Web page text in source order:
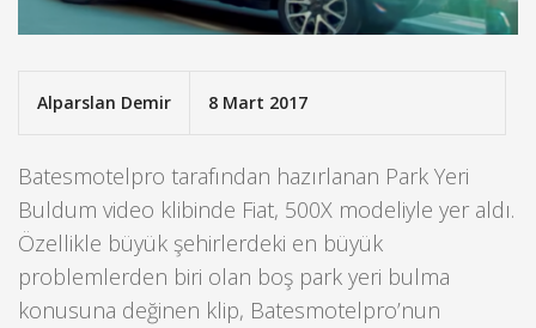
Alparslan Demir 8 Mart 2017
Batesmotelpro tarafından hazırlanan Park Yeri
Buldum video klibinde Fiat, 500X modeliyle yer aldı.
Özellikle büyük şehirlerdeki en büyük
problemlerden biri olan boş park yeri bulma
konusuna değinen klip, Batesmotelpro’nun